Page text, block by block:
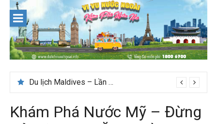
content
Du lịch Maldives – Lần đầu nên đi đâu, chơi gì?
Khám Phá Nước Mỹ – Đừng